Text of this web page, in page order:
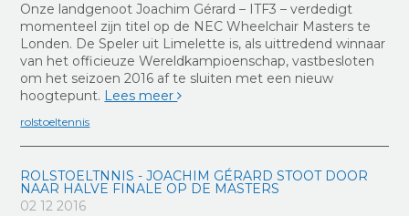
Onze landgenoot Joachim Gérard – ITF3 – verdedigt
momenteel zijn titel op de NEC Wheelchair Masters te
Londen. De Speler uit Limelette is, als uittredend winnaar
van het officieuze Wereldkampioenschap, vastbesloten
om het seizoen 2016 af te sluiten met een nieuw
hoogtepunt. Lees meer
rolstoeltennis
ROLSTOELTNNIS - JOACHIM GÉRARD STOOT DOOR
NAAR HALVE FINALE OP DE MASTERS
02 12 2016